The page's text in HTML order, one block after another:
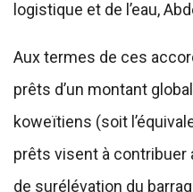
logistique et de l’eau,
Aux termes de ces
prêts d’un montant
koweïtiens (soit
prêts visent à
de surélévation du